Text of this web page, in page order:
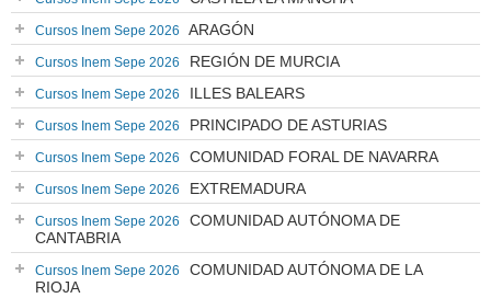
Cursos Inem Sepe 2026 ARAGÓN
Cursos Inem Sepe 2026 REGIÓN DE MURCIA
Cursos Inem Sepe 2026 ILLES BALEARS
Cursos Inem Sepe 2026 PRINCIPADO DE ASTURIAS
Cursos Inem Sepe 2026 COMUNIDAD FORAL DE NAVARRA
Cursos Inem Sepe 2026 EXTREMADURA
Cursos Inem Sepe 2026
COMUNIDAD AUTÓNOMA DE
CANTABRIA
Cursos Inem Sepe 2026
COMUNIDAD AUTÓNOMA DE LA
RIOJA